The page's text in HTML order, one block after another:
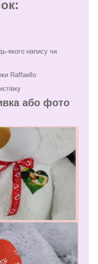
якого напису чи
Raffaello
або фото